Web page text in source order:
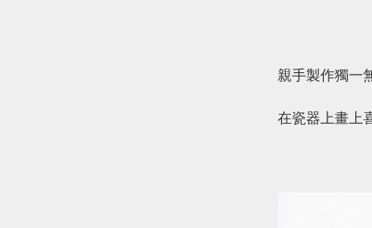
親手製作獨一
在瓷器上畫上